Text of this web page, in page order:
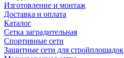
Изготовление и монтаж
Доставка и оплата
Каталог
Сетка заградительная
Спортивные сети
Защитные сети для стройплощадок